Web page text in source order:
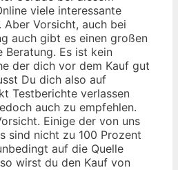
viele interessante
Vorsicht, auch bei
auch gibt es einen großen
Beratung. Es ist kein
der dich vor dem Kauf gut
Du dich also auf
Testberichte verlassen
auch zu empfehlen.
Einige der von uns
sind nicht zu 100 Prozent
auf die Quelle
wirst du den Kauf von